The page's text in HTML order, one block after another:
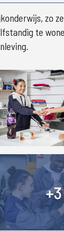
zo
te
+3